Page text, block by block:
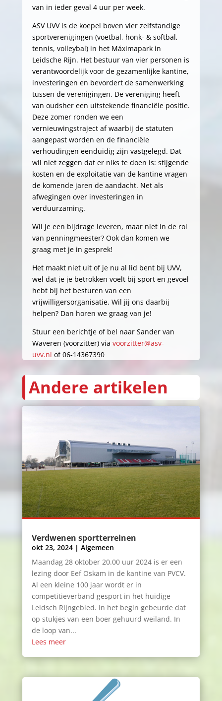
van in ieder geval 4 uur per week.
ASV UVV is de koepel boven vier zelfstandige
sportverenigingen (voetbal, honk- & softbal,
tennis, volleybal) in het Máximapark in
Leidsche Rijn. Het bestuur van vier personen is
verantwoordelijk voor de gezamenlijke kantine,
investeringen en bevordert de samenwerking
tussen de verenigingen. De vereniging heeft
van oudsher een uitstekende financiële positie.
Deze zomer ronden we een
vernieuwingstraject af waarbij de statuten
aangepast worden en de financiële
verhoudingen eenduidig zijn vastgelegd. Dat
wil niet zeggen dat er niks te doen is: stijgende
kosten en de exploitatie van de kantine vragen
de komende jaren de aandacht. Net als
afwegingen over investeringen in
verduurzaming.
Wil je een bijdrage leveren, maar niet in de rol
van penningmeester? Ook dan komen we
graag met je in gesprek!
Het maakt niet uit of je nu al lid bent bij UVV,
wel dat je je betrokken voelt bij sport en gevoel
hebt bij het besturen van een
vrijwilligersorganisatie. Wil jij ons daarbij
helpen? Dan horen we graag van je!
Stuur een berichtje of bel naar Sander van
Waveren (voorzitter) via voorzitter@asv-
uvv.nl of 06-14367390
Andere artikelen
Verdwenen sportterreinen
okt 23, 2024| Algemeen
Maandag 28 oktober 20.00 uur 2024 is er een
lezing door Eef Oskam in de kantine van PVCV.
Al een kleine 100 jaar wordt er in
competitieverband gesport in het huidige
Leidsch Rijngebied. In het begin gebeurde dat
op stukjes van een boer gehuurd weiland. In
de loop van...
Lees meer